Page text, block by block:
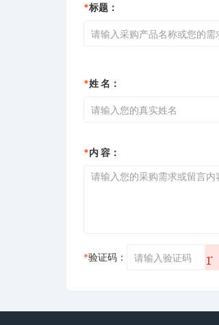
*标题：
*姓 名：
*内 容：
*验证码：